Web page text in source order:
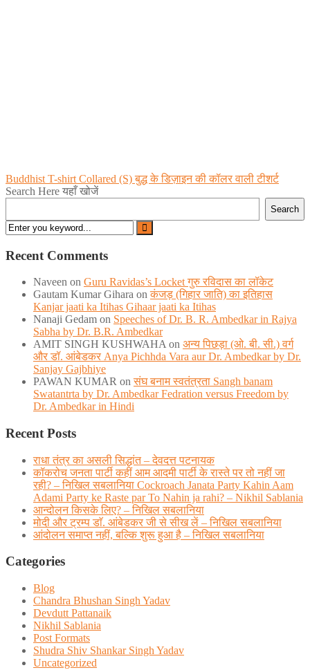
Post
navigation
Buddhist T-shirt Collared (S) बुद्ध के डिज़ाइन की कॉलर वाली टीशर्ट
Search Here यहाँ खोजें
Search
Recent Comments
Naveen on Guru Ravidas’s Locket गुरु रविदास का लॉकेट
Gautam Kumar Gihara onकंजड़ (गिहार जाति) का इतिहास
Kanjar jaati ka Itihas Gihaar jaati ka Itihas
Nanaji Gedam on Speeches of Dr. B. R. Ambedkar in Rajya
Sabha by Dr. B.R. Ambedkar
AMIT SINGH KUSHWAHA on अन्य पिछड़ा (ओ. बी. सी.) वर्ग
और डॉ. आंबेडकर Anya Pichhda Vara aur Dr. Ambedkar by Dr.
Sanjay Gajbhiye
PAWAN KUMAR onसंघ बनाम स्वतंत्रता Sangh banam
Swatantrta by Dr. Ambedkar Fedration versus Freedom by
Dr. Ambedkar in Hindi
Recent Posts
राधा तंत्र का असली सिद्धांत – देवदत्त पटनायक
कॉकरोच जनता पार्टी कहीं आम आदमी पार्टी के रास्ते पर तो नहीं जा
रही? – निखिल सबलानिया Cockroach Janata Party Kahin Aam
Adami Party ke Raste par To Nahin ja rahi? – Nikhil Sablania
आन्दोलन किसके लिए? – निखिल सबलानिया
मोदी और ट्रम्प डाॅ. आंबेडकर जी से सीख लें – निखिल सबलानिया
आंदोलन समाप्त नहीं, बल्कि शुरू हुआ है – निखिल सबलानिया
Categories
Blog
Chandra Bhushan Singh Yadav
Devdutt Pattanaik
Nikhil Sablania
Post Formats
Shudra Shiv Shankar Singh Yadav
Uncategorized